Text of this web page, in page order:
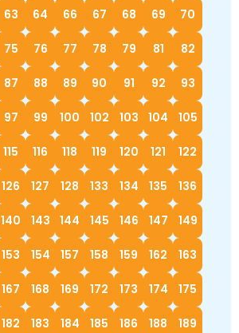
63 64 66 67 68 69 70
75 76 77 78 79 81 82
87 88 89 90 91 92 93
97 99 100 102 103 104 105
115 116 118 119 120 121 122
126 127 128 133 134 135 136
140 143 144 145 146 147 149
153 154 157 158 159 162 163
167 168 169 172 173 174 175
182 183 184 185 186 188 189